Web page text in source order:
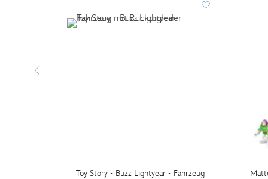
Toy Story - Buzz Lightyear - Fahrzeug